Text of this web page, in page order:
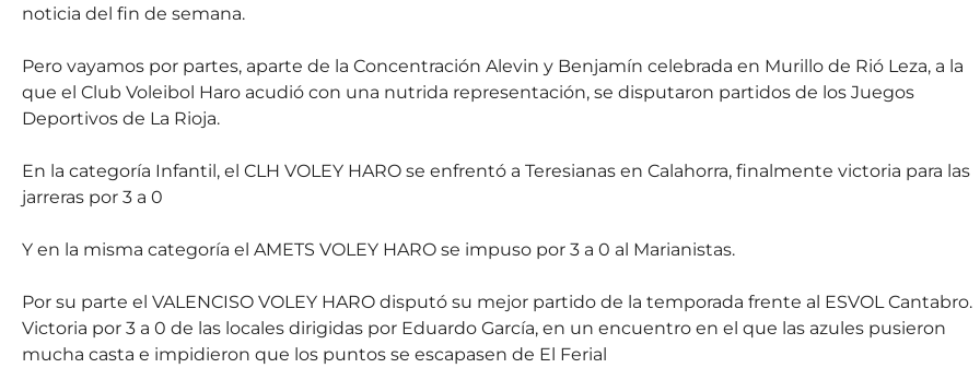
noticia del fin de semana.
Pero vayamos por partes, aparte de la Concentración Alevin y Benjamín celebrada en Murillo de Rió Leza, a la
que el Club Voleibol Haro acudió con una nutrida representación, se disputaron partidos de los Juegos
Deportivos de La Rioja.
En la categoría Infantil, el CLH VOLEY HARO se enfrentó a Teresianas en Calahorra, finalmente victoria para las
jarreras por 3 a 0
Y en la misma categoría el AMETS VOLEY HARO se impuso por 3 a 0 al Marianistas.
Por su parte el VALENCISO VOLEY HARO disputó su mejor partido de la temporada frente al ESVOL Cantabro.
Victoria por 3 a 0 de las locales dirigidas por Eduardo García, en un encuentro en el que las azules pusieron
mucha casta e impidieron que los puntos se escapasen de El Ferial